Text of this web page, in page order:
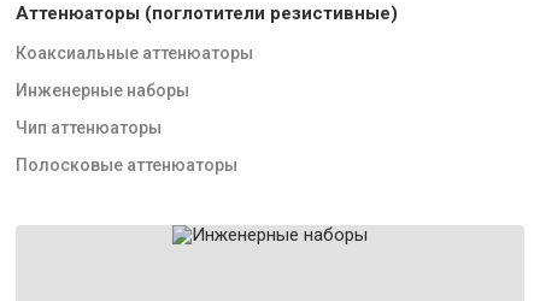
Аттенюаторы (поглотители резистивные)
Коаксиальные аттенюаторы
Инженерные наборы
Чип аттенюаторы
Полосковые аттенюаторы